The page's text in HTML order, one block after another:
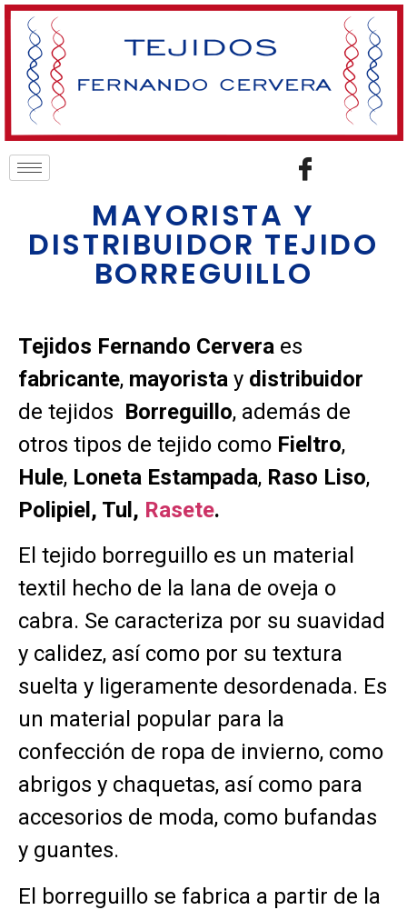
MAYORISTA Y
DISTRIBUIDOR TEJIDO
BORREGUILLO
Tejidos Fernando Cervera es
fabricante, mayorista y distribuidor
de tejidos Borreguillo, además de
otros tipos de tejido como Fieltro,
Hule, Loneta Estampada, Raso Liso,
Polipiel, Tul, Rasete.
El tejido borreguillo es un material
textil hecho de la lana de oveja o
cabra. Se caracteriza por su suavidad
y calidez, así como por su textura
suelta y ligeramente desordenada. Es
un material popular para la
confección de ropa de invierno, como
abrigos y chaquetas, así como para
accesorios de moda, como bufandas
y guantes.
El borreguillo se fabrica a partir de la